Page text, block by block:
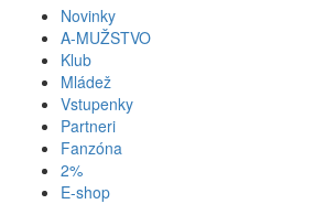
Novinky
A-MUŽSTVO
Klub
Mládež
Vstupenky
Partneri
Fanzóna
2%
E-shop